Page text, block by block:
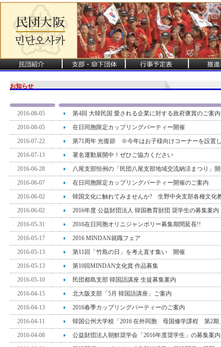
お知らせ
2016-08-05
第4回 大韓民国 愛される企業に対する政府褒賞のご案内
2016-08-05
在日同胞限定カップリングパーティー開催
2016-07-22
第71周年 光復節 ※今年はお子様向けコーナーを設置
2016-07-13
署名運動展開中！ぜひご協力ください
2016-06-28
八尾支部恒例の「民団八尾支部地域交流納涼まつり」
2016-06-07
在日同胞限定カップリングパーティー開催のご案内
2016-06-02
韓国文化に触れてみませんか? 生野中央支部各種文化
2016-06-02
2016年度 公益財団法人 韓国教育財団 奨学生の募集案内
2016-05-31
2016在日同胞オリニジャンボリー募集期間延長!!
2016-05-17
2016 MINDAN就職フェア
2016-05-13
第11回「竹島の日」を考え直す集い 開催
2016-05-13
第10回MINDAN文化賞 作品募集
2016-05-10
民団都島支部 韓国語講座 生徒募集案内
2016-04-15
北大阪支部「5月 韓国語講座」ご案内
2016-04-13
2016春季カップリングパーティーのご案内
2016-04-11
韓国公州大学校「2016 在外同胞 母国修学課程 第2期
2016-04-08
公益財団法人朝鮮奨学会「2016年度奨学生」の募集案内